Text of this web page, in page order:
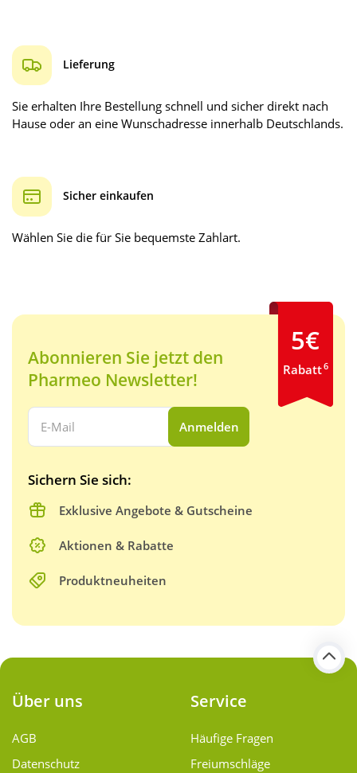
Lieferung
Sie erhalten Ihre Bestellung schnell und sicher direkt nach
Hause oder an eine Wunschadresse innerhalb Deutschlands.
Sicher einkaufen
Wählen Sie die für Sie bequemste Zahlart.
Abonnieren Sie jetzt den
Pharmeo Newsletter!
Ihre E-Mail Adresse:
Anmelden
Sichern Sie sich:
Exklusive Angebote & Gutscheine
Aktionen & Rabatte
Produktneuheiten
5€
Rabatt6
Über uns
AGB
Datenschutz
Service
Häufige Fragen
Freiumschläge